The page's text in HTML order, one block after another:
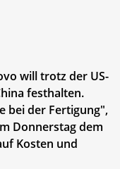
will trotz der US-
festhalten.
bei der Fertigung",
Donnerstag dem
Kosten und